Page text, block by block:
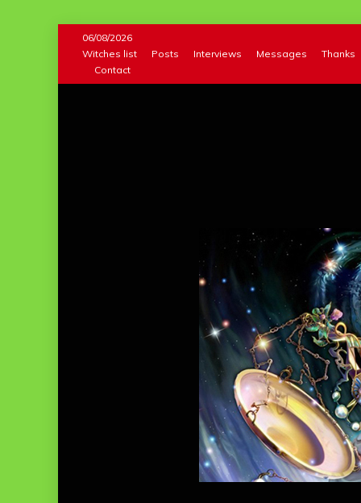
content
06/08/2026
Witches list
Posts Interviews Messages Thanks
Contact